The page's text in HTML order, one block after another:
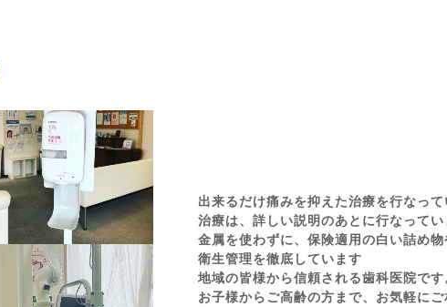
出来るだけ痛みを抑えた治療を行なっ
治療は、詳しい説明のあとに行なってい
金属を使わずに、保険適用の白い詰め
衛生管理を徹底しています
地域の皆様から信頼される歯科医院です
お子様からご高齢の方まで、お気軽にご